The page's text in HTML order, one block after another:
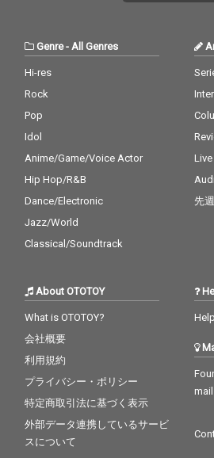
Genre- All Genres
Hi-res
Rock
Pop
Idol
Anime/Game/Voice Actor
Hip Hop/R&B
Dance/Electronic
Jazz/World
Classical/Soundtrack
先
About OTOTOY
What is OTOTOY?
会社概要
利用規約
プライバシー・ポリシー
特定商取引法に基づく表示
外部データ連携しているサービ
スについて